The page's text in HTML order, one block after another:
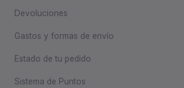
Devoluciones
Gastos y formas de envío
Estado de tu pedido
Sistema de Puntos